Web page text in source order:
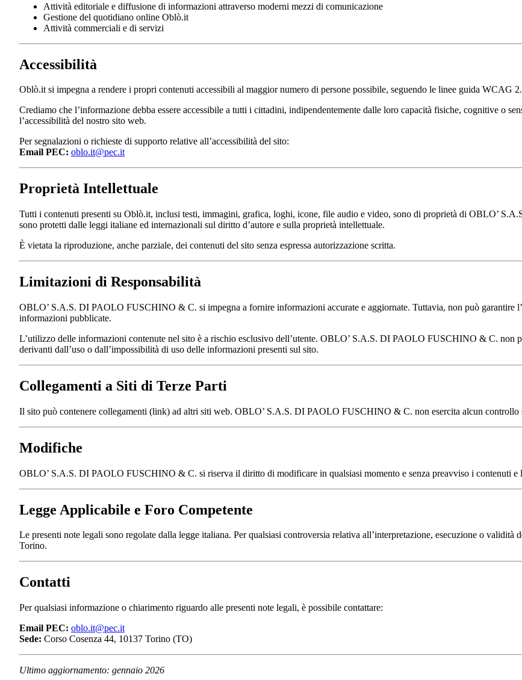
Attività editoriale e diffusione di informazioni attraverso moderni mezzi di comunicazione
Gestione del quotidiano online Oblò.it
Attività commerciali e di servizi
Accessibilità
Oblò.it si impegna a rendere i propri contenuti accessibili al maggior numero di persone possibile, seguendo le linee guida WCAG
Crediamo che l’informazione debba essere accessibile a tutti i cittadini, indipendentemente dalle loro capacità fisiche, cognitive o
l’accessibilità del nostro sito web.
Per segnalazioni o richieste di supporto relative all’accessibilità del sito:
Email PEC: oblo.it@pec.it
Proprietà Intellettuale
Tutti i contenuti presenti su Oblò.it, inclusi testi, immagini, grafica, loghi, icone, file audio e video, sono di proprietà di OBLO’
sono protetti dalle leggi italiane ed internazionali sul diritto d’autore e sulla proprietà intellettuale.
È vietata la riproduzione, anche parziale, dei contenuti del sito senza espressa autorizzazione scritta.
Limitazioni di Responsabilità
OBLO’ S.A.S. DI PAOLO FUSCHINO & C. si impegna a fornire informazioni accurate e aggiornate. Tuttavia, non può garantire
informazioni pubblicate.
L’utilizzo delle informazioni contenute nel sito è a rischio esclusivo dell’utente. OBLO’ S.A.S. DI PAOLO FUSCHINO & C. non
derivanti dall’uso o dall’impossibilità di uso delle informazioni presenti sul sito.
Collegamenti a Siti di Terze Parti
Il sito può contenere collegamenti (link) ad altri siti web. OBLO’ S.A.S. DI PAOLO FUSCHINO & C. non esercita alcun controllo
Modifiche
OBLO’ S.A.S. DI PAOLO FUSCHINO & C. si riserva il diritto di modificare in qualsiasi momento e senza preavviso i contenuti e
Legge Applicabile e Foro Competente
Le presenti note legali sono regolate dalla legge italiana. Per qualsiasi controversia relativa all’interpretazione, esecuzione o
Torino.
Contatti
Per qualsiasi informazione o chiarimento riguardo alle presenti note legali, è possibile contattare:
Email PEC: oblo.it@pec.it
Sede: Corso Cosenza 44, 10137 Torino (TO)
Ultimo aggiornamento: gennaio 2026